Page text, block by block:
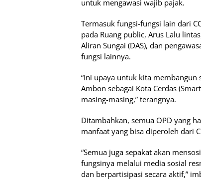
untuk mengawasi wajib pajak.
Termasuk fungsi-fungsi lain dari
pada Ruang public, Arus Lalu
Aliran Sungai (DAS), dan
fungsi lainnya.
“Ini upaya untuk kita
Ambon sebagai Kota Cerdas
masing-masing,” terangnya.
Ditambahkan, semua OPD yang
manfaat yang bisa diperoleh dari
“Semua juga sepakat akan
fungsinya melalui media sosial
dan berpartisipasi secara aktif,”